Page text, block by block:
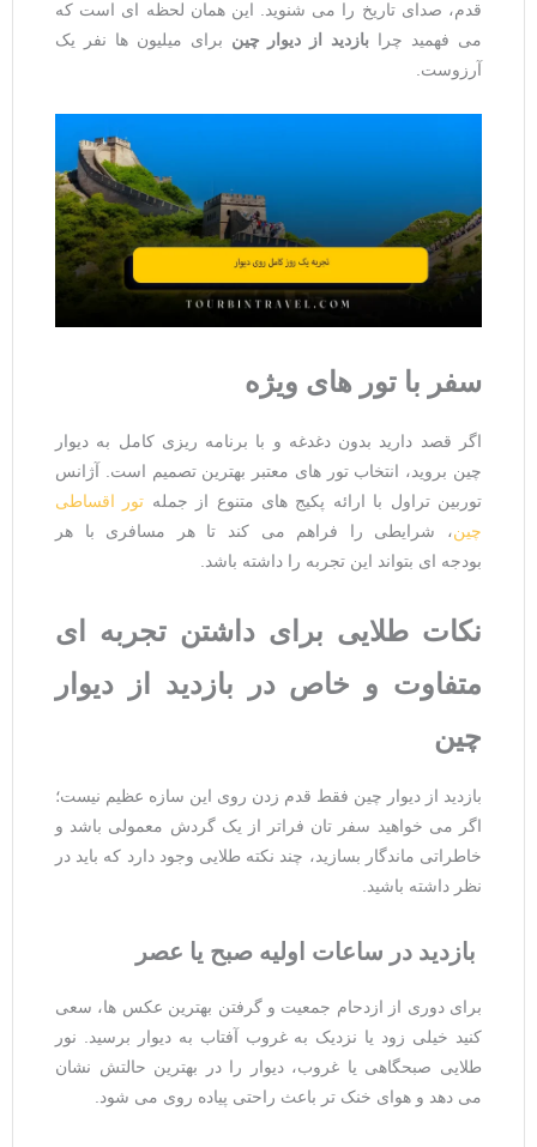
قدم، صدای تاریخ را می ‌شنوید. این همان لحظه ‌ای است که
می‌ فهمید چرا
بازدید از دیوار چینبرای میلیون ‌ها نفر یک
آرزوست.
سفر با تور های ویژه
اگر قصد دارید بدون دغدغه و با برنامه ‌ریزی کامل به دیوار
چین بروید، انتخاب تور های معتبر بهترین تصمیم است. آژانس
توربین تراول با ارائه پکیج ‌های متنوع از جملهتور اقساطی
چین، شرایطی را فراهم می ‌کند تا هر مسافری با هر
بودجه ‌ای بتواند این تجربه را داشته باشد.
نکات طلایی برای داشتن تجربه
‌ای
متفاوت و خاص در بازدید از دیوار
چین
بازدید از دیوار چین فقط قدم زدن روی این سازه عظیم نیست؛
اگر می‌ خواهید سفر تان فراتر از یک گردش معمولی باشد و
خاطراتی ماندگار بسازید، چند نکته طلایی وجود دارد که باید در
نظر داشته باشید.
بازدید در ساعات اولیه صبح یا عصر
برای دوری از ازدحام جمعیت و گرفتن بهترین عکس‌ ها، سعی
کنید خیلی زود یا نزدیک به غروب آفتاب به دیوار برسید. نور
طلایی صبحگاهی یا غروب، دیوار را در بهترین حالتش نشان
می ‌دهد و هوای خنک ‌تر باعث راحتی پیاده ‌روی می‌ شود.